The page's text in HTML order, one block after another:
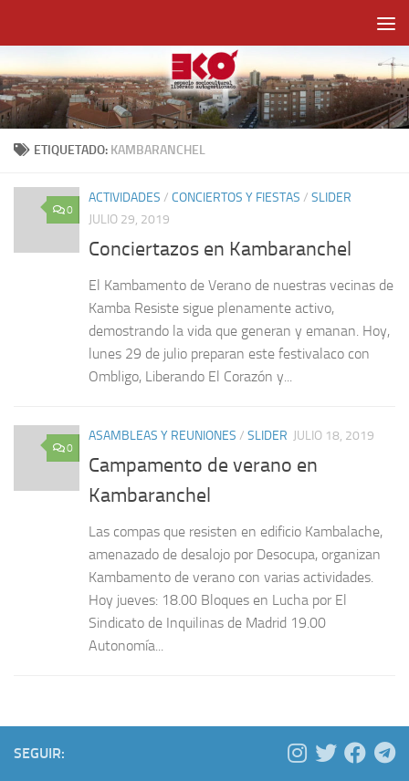
ETIQUETADO: KAMBARANCHEL
0
ACTIVIDADES / CONCIERTOS Y FIESTAS / SLIDER
JULIO 29, 2019
Conciertazos en Kambaranchel
El Kambamento de Verano de nuestras vecinas de
Kamba Resiste sigue plenamente activo,
demostrando la vida que generan y emanan. Hoy,
lunes 29 de julio preparan este festivalaco con
Ombligo, Liberando El Corazón y...
0
ASAMBLEAS Y REUNIONES / SLIDER JULIO 18, 2019
Campamento de verano en
Kambaranchel
Las compas que resisten en edificio Kambalache,
amenazado de desalojo por Desocupa, organizan
Kambamento de verano con varias actividades.
Hoy jueves: 18.00 Bloques en Lucha por El
Sindicato de Inquilinas de Madrid 19.00
Autonomía...
SEGUIR: